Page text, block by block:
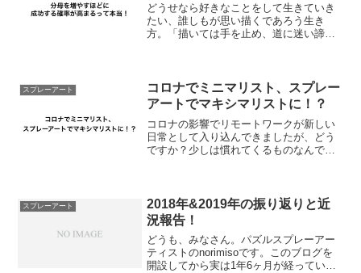
どうせなら好きなことをして生きていき
たい、誰しもが思い描くであろう生き
方。「描いては手を止め、道に迷い諦め
けませんよ。まだ始めたばか...
スプレーアート
コロナでミニマリスト、スプレー
アートでマキシマリストに！？
コロナの影響でリモートワークが新しい
日常として入り込んできましたが、どう
ですか？少しは慣れてくるものなんです
活動って使い分ける必要...
スプレーアート
2018年&2019年の振り返りと近
況報告！
どうも、みなさん。パズルスプレーアー
ティストのnorimisoです。このブログを
開設してから実は1年6ヶ月が経っていま